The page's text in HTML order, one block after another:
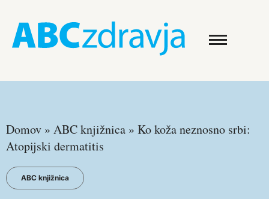
Domov » ABC knjižnica » Ko koža neznosno srbi:
Atopijski dermatitis
ABC knjižnica